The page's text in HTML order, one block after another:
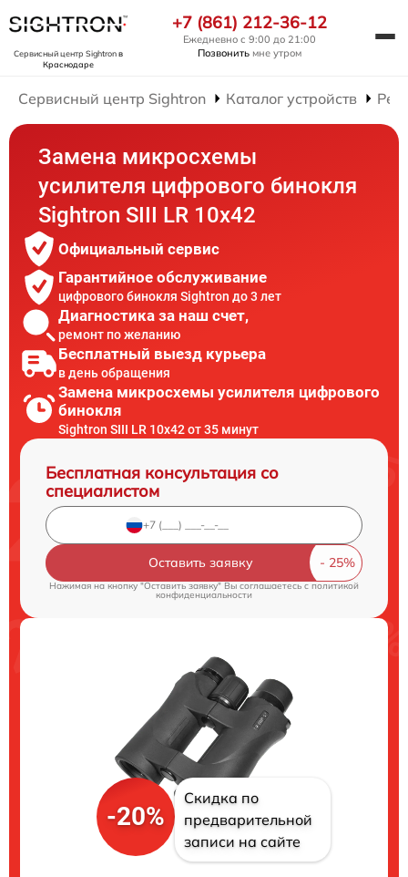
Сервисный центр Sightronв
Краснодаре
+7 (861) 212-36-12
Ежедневно с 9:00 до 21:00
Позвонить мне утром
Сервисный центр Sightron Каталог устройств
Замена микросхемы
усилителя цифрового бинокля
Sightron SIII LR 10x42
Официальный сервис
Гарантийное обслуживание
цифрового бинокля Sightron до 3 лет
Диагностика за наш счет,
ремонт по желанию
Бесплатный выезд курьера
в день обращения
Замена микросхемы усилителя цифрового
бинокля
Sightron SIII LR 10x42 от 35 минут
Бесплатная консультация со
специалистом
Оставить заявку
Нажимая на кнопку "Оставить заявку" Вы соглашаетесь cполитикой
конфиденциальности
-20%
Скидка по
предварительной
записи на сайте